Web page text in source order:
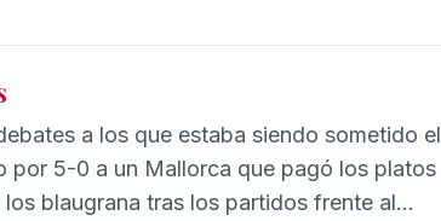
a los que estaba siendo sometido el
por 5-0 a un Mallorca que pagó los platos
blaugrana tras los partidos frente al